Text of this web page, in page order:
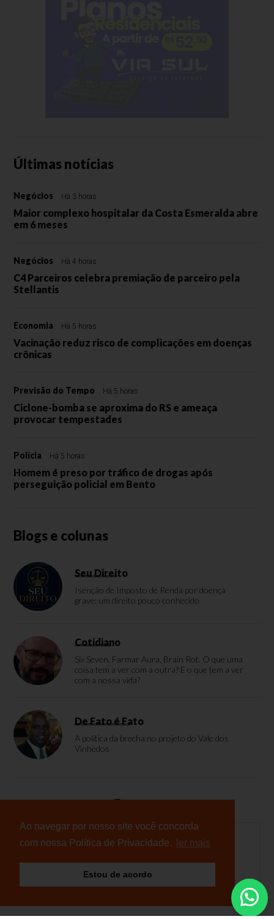
Ao navegar por nosso site você concorda
com nossa Política de Privacidade.
ler mais
Estou de acordo
Últimas notícias
Negócios Há 3 horas
Maior complexo hospitalar da Costa Esmeralda abre
em 6 meses
Negócios Há 4 horas
C4 Parceiros celebra premiação de parceiro pela
Stellantis
Economia Há 5 horas
Vacinação reduz risco de complicações em doenças
crônicas
Previsão do Tempo Há 5 horas
Ciclone-bomba se aproxima do RS e ameaça
provocar tempestades
Polícia Há 5 horas
Homem é preso por tráfico de drogas após
perseguição policial em Bento
Blogs e colunas
Seu Direito
Isenção de Imposto de Renda por doença
grave: um direito pouco conhecido
Cotidiano
Six Seven, Farmar Aura, Brain Rot. O que uma
coisa tem a ver com a outra? E o que tem a ver
com a nossa vida?
De Fato é Fato
A política da brecha no projeto do Vale dos
Vinhedos
Enquete